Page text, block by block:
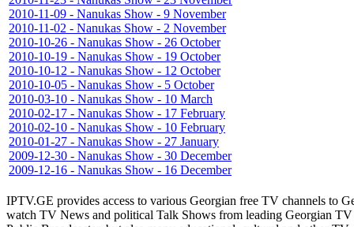
2010-11-09 - Nanukas Show - 9 November
2010-11-02 - Nanukas Show - 2 November
2010-10-26 - Nanukas Show - 26 October
2010-10-19 - Nanukas Show - 19 October
2010-10-12 - Nanukas Show - 12 October
2010-10-05 - Nanukas Show - 5 October
2010-03-10 - Nanukas Show - 10 March
2010-02-17 - Nanukas Show - 17 February
2010-02-10 - Nanukas Show - 10 February
2010-01-27 - Nanukas Show - 27 January
2009-12-30 - Nanukas Show - 30 December
2009-12-16 - Nanukas Show - 16 December
IPTV.GE provides access to various Georgian free TV channels to
watch TV News and political Talk Shows from leading Georgian